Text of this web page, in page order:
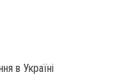
в Україні